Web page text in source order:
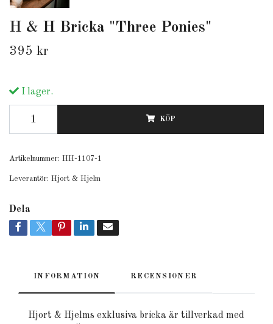
H & H Bricka "Three Ponies"
395 kr
I lager.
KÖP
Artikelnummer: HH-1107-1
Leverantör: Hjort & Hjelm
Dela
INFORMATION RECENSIONER
Hjort & Hjelms exklusiva bricka är tillverkad med